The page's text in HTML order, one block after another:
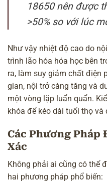
18650 nên được
>50% so với lúc
Như vậy nhiệt độ cao do
trình lão hóa hóa học bên
ra, làm suy giảm chất điện
gian, nội trở càng tăng và
một vòng lặp luẩn quẩn.
khóa để kéo dài tuổi thọ
Các Phương Pháp
Xác
Không phải ai cũng có thể
hai phương pháp phổ biến: